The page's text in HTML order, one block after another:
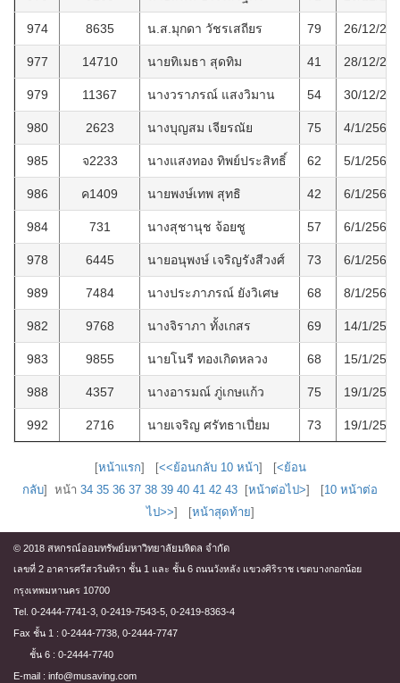
974 8635 น.ส.มุกดา วัชรเสถียร 79 26/12/
977 14710 นายทิเมธา สุดทิม 41 28/12/
979 11367 นางวราภรณ์ แสงวิมาน 54 30/12/
980 2623 นางบุญสม เจียรณัย 75 4/1/2566
985 จ2233 นางแสงทอง ทิพย์ประสิทธิ์ 62 5/1/2566
986 ค1409 นายพงษ์เทพ สุทธิ 42 6/1/2566
984 731 นางสุชานุช จ้อยชู 57 6/1/2566
978 6445 นายอนุพงษ์ เจริญรังสีวงศ์ 73 6/1/2566
989 7484 นางประภาภรณ์ ยังวิเศษ 68 8/1/2566
982 9768 นางจิราภา ทั้งเกสร 69 14/1/2566
983 9855 นายโนรี ทองเกิดหลวง 68 15/1/2566
988 4357 นางอารมณ์ ภู่เกษแก้ว 75 19/1/2566
992 2716 นายเจริญ ศรัทธาเปี่ยม 73 19/1/2566
[หน้าแรก] [<<ย้อนกลับ 10 หน้า] [<ย้อน
กลับ] หน้า 34 35 36 37 38 39 40 41 42 43 [หน้าต่อไป>] [10 หน้าต่อ
ไป>>] [หน้าสุดท้าย]
© 2018 สหกรณ์ออมทรัพย์มหาวิทยาลัยมหิดล จำกัด
เลขที่ 2 อาคารศรีสวรินทิรา ชั้น 1 และ ชั้น 6 ถนนวังหลัง แขวงศิริราช เขตบางกอกน้อย
กรุงเทพมหานคร 10700
Tel. 0-2444-7741-3, 0-2419-7543-5, 0-2419-8363-4
Fax ชั้น 1 : 0-2444-7738, 0-2444-7747
ชั้น 6 : 0-2444-7740
E-mail : info@musaving.com